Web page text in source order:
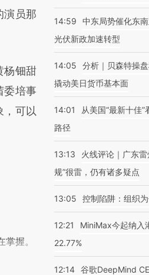
文章
结而
员那
钿甜
委培事
，可以
握。
14:59
中东局势催化东
光伏新政加速转型
14:05
分析｜贝森特操
撬动美日货币基本面
14:01
从美国“最新十佳
路径
13:13
火线评论｜广东
规”很雷，仍有诸多疑点
13:05 控制陷阱：组织
12:21
MiniMax今起纳入
22.77%
12:14 谷歌DeepMind